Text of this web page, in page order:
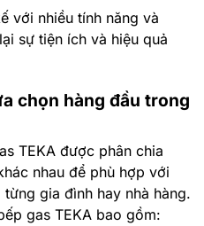
với nhiều tính năng và
sự tiện ích và hiệu quả
chọn hàng đầu trong
TEKA được phân chia
nhau để phù hợp với
gia đình hay nhà hàng.
gas TEKA bao gồm: